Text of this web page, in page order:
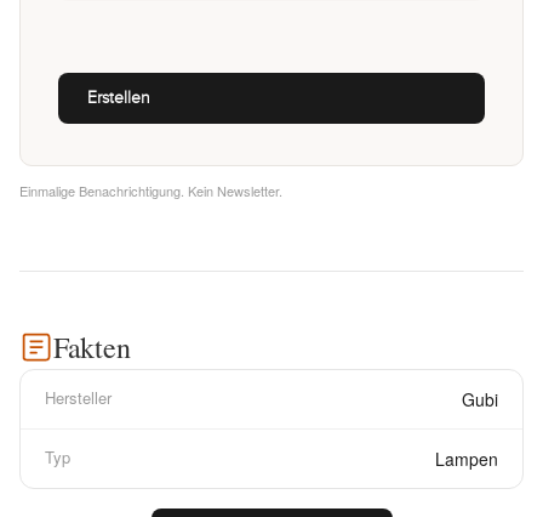
Einmalige Benachrichtigung. Kein Newsletter.
Fakten
Hersteller Gubi
Typ Lampen